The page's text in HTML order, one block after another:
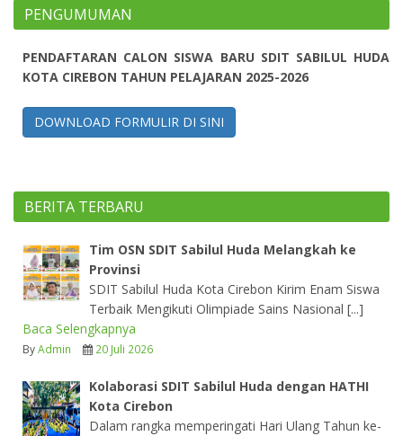
PENGUMUMAN
PENDAFTARAN CALON SISWA BARU SDIT SABILUL HUDA
KOTA CIREBON TAHUN PELAJARAN 2025-2026
DOWNLOAD FORMULIR DI SINI
BERITA TERBARU
Tim OSN SDIT Sabilul Huda Melangkah ke
Provinsi
SDIT Sabilul Huda Kota Cirebon Kirim Enam Siswa
Terbaik Mengikuti Olimpiade Sains Nasional [...]
Baca Selengkapnya
ByAdmin 20 Juli 2026
Kolaborasi SDIT Sabilul Huda dengan HATHI
Kota Cirebon
Dalam rangka memperingati Hari Ulang Tahun ke-